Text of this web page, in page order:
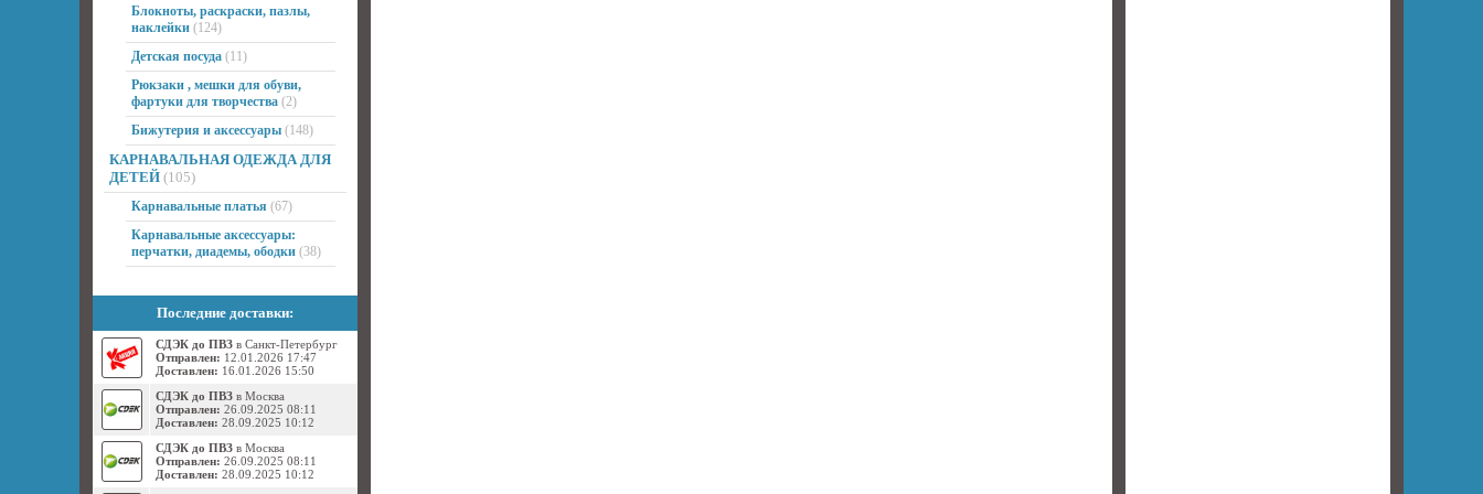
Блокноты, раскраски, пазлы,
наклейки (124)
Детская посуда (11)
Рюкзаки , мешки для обуви,
фартуки для творчества (2)
Бижутерия и аксессуары (148)
КАРНАВАЛЬНАЯ ОДЕЖДА ДЛЯ
ДЕТЕЙ (105)
Карнавальные платья (67)
Карнавальные аксессуары:
перчатки, диадемы, ободки (38)
Последние доставки:
СДЭК до ПВЗ в Санкт-Петербург
Отправлен: 12.01.2026 17:47
Доставлен: 16.01.2026 15:50
СДЭК до ПВЗ в Москва
Отправлен: 26.09.2025 08:11
Доставлен: 28.09.2025 10:12
СДЭК до ПВЗ в Москва
Отправлен: 26.09.2025 08:11
Доставлен: 28.09.2025 10:12